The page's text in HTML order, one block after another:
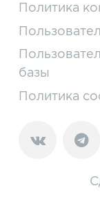
Политика
базы
Политика